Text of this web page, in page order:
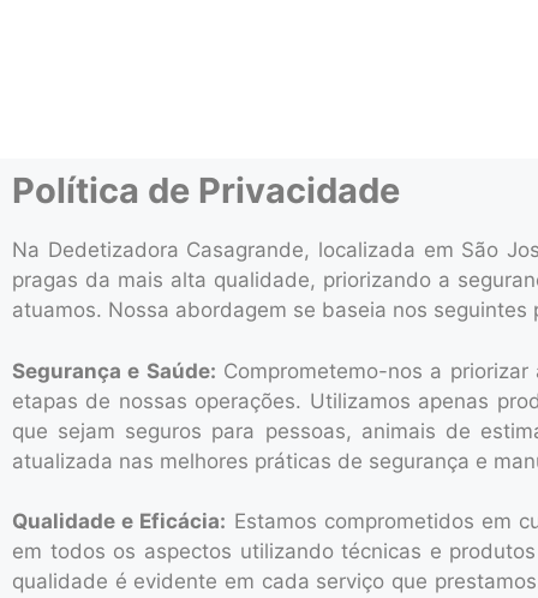
Política de Privacidade
Na Dedetizadora Casagrande, localizada em São
pragas da mais alta qualidade, priorizando a
atuamos. Nossa abordagem se baseia nos seguintes
Segurança e Saúde: Comprometemo-nos a
etapas de nossas operações. Utilizamos apenas
que sejam seguros para pessoas, animais de
atualizada nas melhores práticas de segurança e
Qualidade e Eficácia: Estamos comprometidos em
em todos os aspectos utilizando técnicas e
qualidade é evidente em cada serviço que